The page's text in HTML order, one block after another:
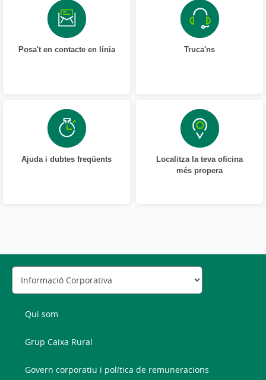
Posa't en contacte en línia Truca'ns
Ajuda i dubtes freqüents
Localitza la teva oficina
més propera
Qui som
Grup Caixa Rural
Govern corporatiu i política de remuneracions